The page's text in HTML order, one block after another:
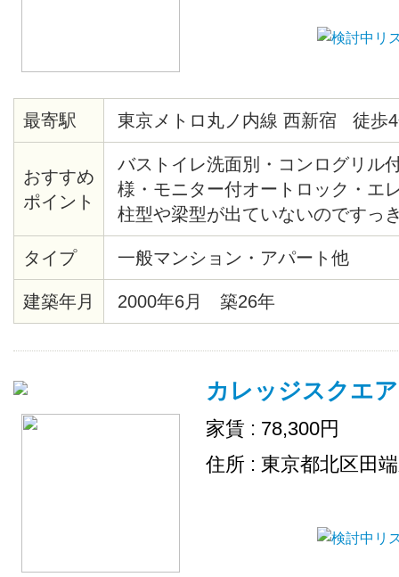
最寄駅 東京メトロ丸ノ内線 西新宿 徒歩
おすすめ
ポイント
バストイレ洗面別・コンログリル
様・モニター付オートロック・エ
柱型や梁型が出ていないのですっ
間・熊谷組施土の注文集合住宅・
産新宿グランドタワー等再開発エ
の夜景・2/25までに契約完了の方
ます
タイプ 一般マンション・アパート他
建築年月 2000年6月 築26年
カレッジスクエ
家賃 : 78,300円
住所 : 東京都北区田